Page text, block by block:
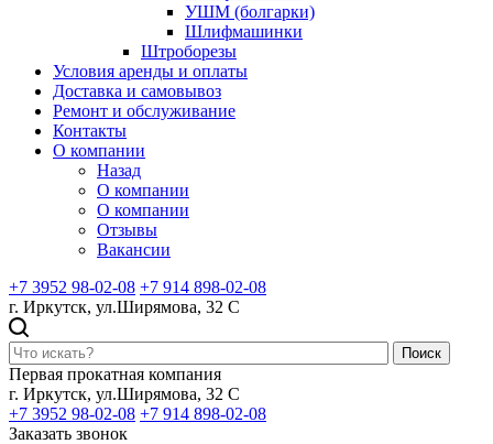
УШМ (болгарки)
Шлифмашинки
Штроборезы
Условия аренды и оплаты
Доставка и самовывоз
Ремонт и обслуживание
Контакты
О компании
Назад
О компании
О компании
Отзывы
Вакансии
+7 3952 98-02-08 +7 914 898-02-08
г. Иркутск, ул.Ширямова, 32 С
Поиск
Первая прокатная компания
г. Иркутск, ул.Ширямова, 32 С
+7 3952 98-02-08 +7 914 898-02-08
Заказать звонок